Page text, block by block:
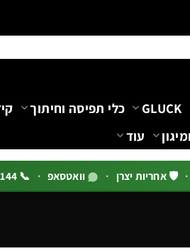
GLUCK כלי תפיסה וחיתוך
עוד
· 🛡️ אחריות יצרן · וואטסאפ · 📞 03-5444144 שלוחה 1